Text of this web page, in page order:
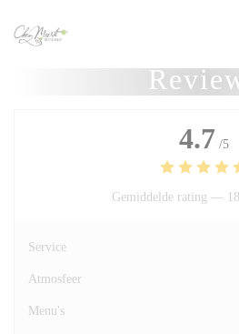
4.7 /5
Gemiddelde rating —
Service
Atmosfeer
Menu's